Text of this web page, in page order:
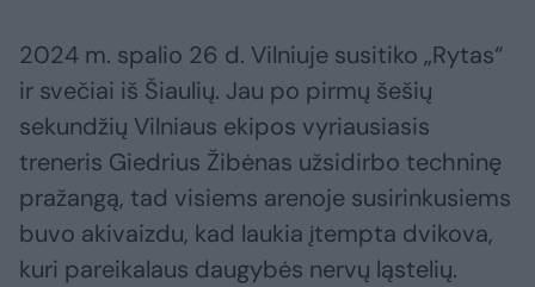
2024 m. spalio 26 d. Vilniuje susitiko „Rytas“
ir svečiai iš Šiaulių. Jau po pirmų šešių
sekundžių Vilniaus ekipos vyriausiasis
treneris Giedrius Žibėnas užsidirbo techninę
pražangą, tad visiems arenoje susirinkusiems
buvo akivaizdu, kad laukia įtempta dvikova,
kuri pareikalaus daugybės nervų ląstelių.